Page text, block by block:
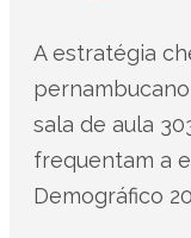
A estratégia
sala de aula
frequentam a
Demográfico